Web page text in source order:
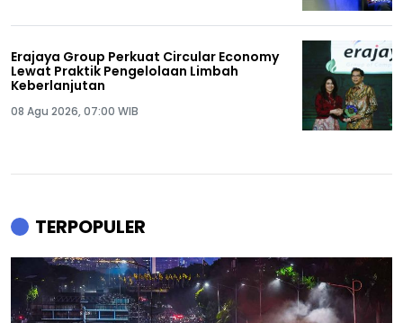
Erajaya Group Perkuat Circular Economy
Lewat Praktik Pengelolaan Limbah
Keberlanjutan
08 Agu 2026, 07:00 WIB
TERPOPULER